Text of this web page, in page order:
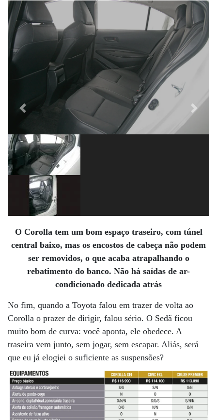
Previous Next
O Corolla tem um bom espaço traseiro, com túnel
central baixo, mas os encostos de cabeça não podem
ser removidos, o que acaba atrapalhando o
rebatimento do banco. Não há saídas de ar-
condicionado dedicada atrás
No fim, quando a Toyota falou em trazer de volta ao
Corolla o prazer de dirigir, falou sério. O Sedã ficou
muito bom de curva: você aponta, ele obedece. A
traseira vem junto, sem jogar, sem escapar. Aliás, será
que eu já elogiei o suficiente as suspensões?